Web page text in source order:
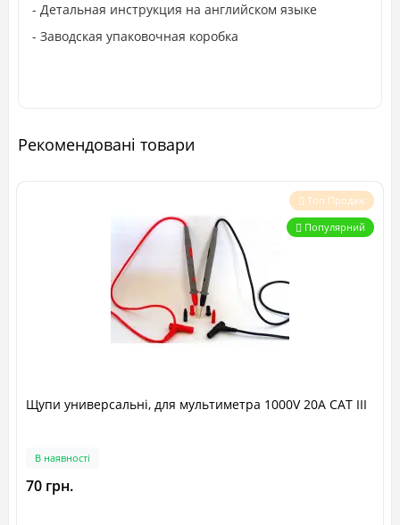
- Детальная инструкция на английском языке
- Заводская упаковочная коробка
Рекомендовані товари
Топ Продаж
Популярний
Щупи универсальні, для мультиметра 1000V 20A CAT III
В наявності
70 грн.